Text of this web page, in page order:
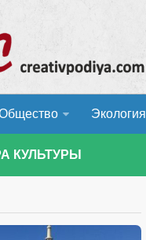
Экология
КУЛЬТУРЫ